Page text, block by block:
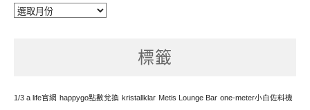
每
標籤
1/3 a life官網 happygo點數兌換 kristallklar Metis Lounge Bar one-meter小白佐料機